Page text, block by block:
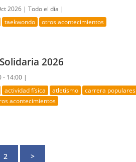
2026 |Todo el día |
taekwondo otros acontecimientos
2026
- 14:00 |
actividad física atletismo carrera populares
acontecimientos
2 >